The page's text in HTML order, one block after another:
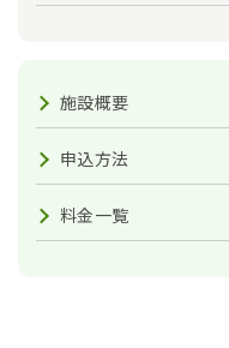
施設概要
申込方法
料金一覧